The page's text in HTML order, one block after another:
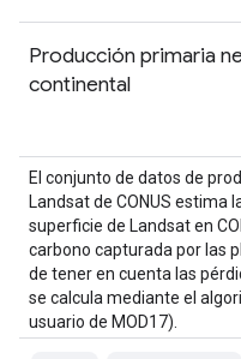
Producción primaria
continental
El conjunto de datos de
Landsat de CONUS estima
superficie de Landsat en
carbono capturada por las
de tener en cuenta las
se calcula mediante el
usuario de MOD17).